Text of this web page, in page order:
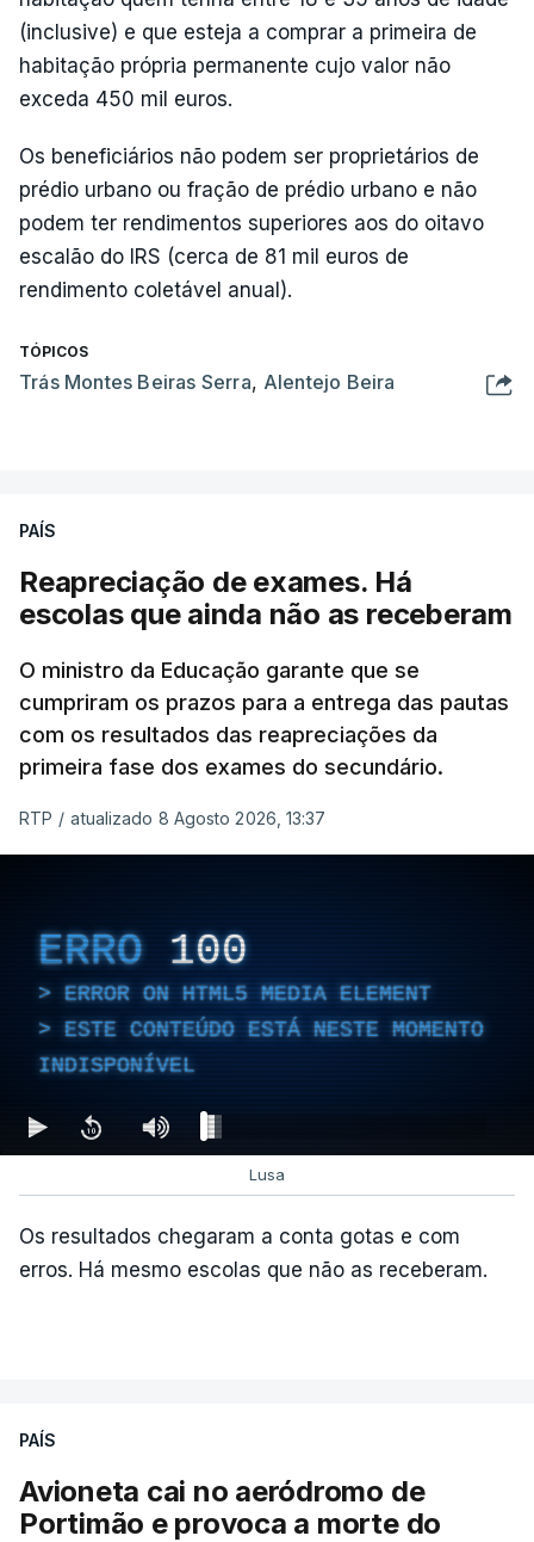
(inclusive) e que esteja a comprar a primeira de
habitação própria permanente cujo valor não
exceda 450 mil euros.
Os beneficiários não podem ser proprietários de
prédio urbano ou fração de prédio urbano e não
podem ter rendimentos superiores aos do oitavo
escalão do IRS (cerca de 81 mil euros de
rendimento coletável anual).
TÓPICOS
Trás Montes Beiras Serra, Alentejo Beira
PAÍS
Reapreciação de exames. Há
escolas que ainda não as receberam
O ministro da Educação garante que se
cumpriram os prazos para a entrega das pautas
com os resultados das reapreciações da
primeira fase dos exames do secundário.
RTP / atualizado 8 Agosto 2026, 13:37
ERRO 100
ERROR ON HTML5 MEDIA ELEMENT
ESTE CONTEÚDO ESTÁ NESTE MOMENTO
INDISPONÍVEL
Lusa
Os resultados chegaram a conta gotas e com
erros. Há mesmo escolas que não as receberam.
PAÍS
Avioneta cai no aeródromo de
Portimão e provoca a morte do